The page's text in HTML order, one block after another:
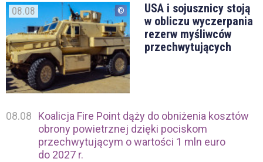
08.08
USA i sojusznicy stoją
w obliczu wyczerpania
rezerw myśliwców
przechwytujących
08.08
Koalicja Fire Point dąży do obniżenia kosztów
obrony powietrznej dzięki pociskom
przechwytującym o wartości 1 mln euro
do 2027 r.